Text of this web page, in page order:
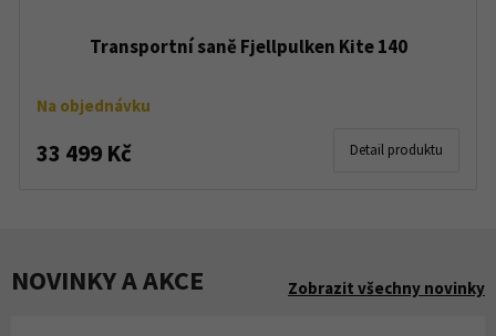
Transportní saně Fjellpulken Kite 140
Na objednávku
33 499 Kč Detail produktu
NOVINKY A AKCE Zobrazit všechny novinky